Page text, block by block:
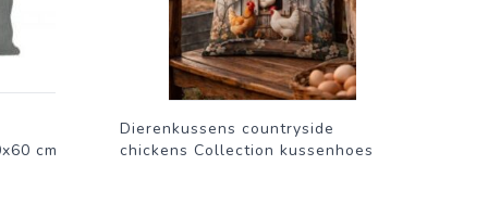
cm
Dierenkussens countryside
chickens Collection kussenhoes